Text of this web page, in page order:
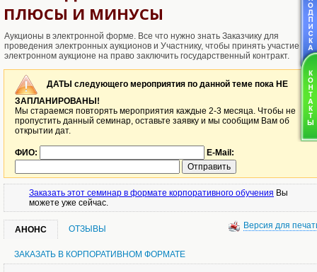
ПЛЮСЫ И МИНУСЫ
Аукционы в электронной форме. Все что нужно знать Заказчику для
проведения электронных аукционов и Участнику, чтобы принять участие в
электронном аукционе на право заключить государственный контракт.
ДАТЫ следующего мероприятия по данной теме пока НЕ
ЗАПЛАНИРОВАНЫ!
Мы стараемся повторять мероприятия каждые 2-3 месяца. Чтобы не
пропустить данный семинар, оставьте заявку и мы сообщим Вам об
открытии дат.
ФИО: E-Mail:
Заказать этот семинар в формате корпоративного обучения Вы
можете уже сейчас.
Версия для
АНОНС ОТЗЫВЫ
ЗАКАЗАТЬ В КОРПОРАТИВНОМ ФОРМАТЕ